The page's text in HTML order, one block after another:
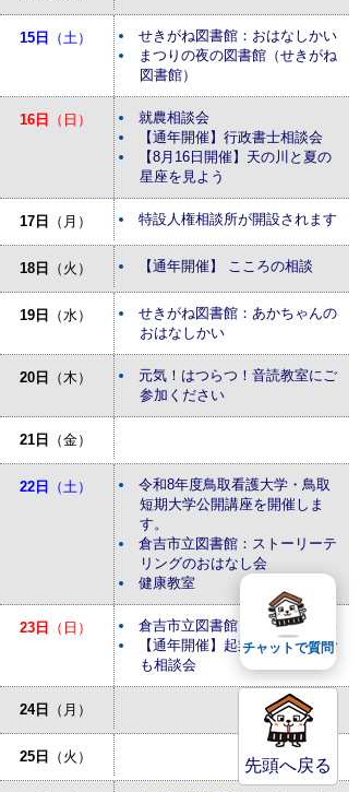
15日 （土）
せきがね図書館：おはなしかい
まつりの夜の図書館（せきがね
図書館）
16日 （日）
就農相談会
【通年開催】行政書士相談会
【8月16日開催】天の川と夏の
星座を見よう
17日 （月） 特設人権相談所が開設されます
18日 （火） 【通年開催】 こころの相談
19日 （水）
せきがね図書館：あかちゃんの
おはなしかい
20日 （木）
元気！はつらつ！音読教室にご
参加ください
21日 （金）
22日 （土）
令和8年度鳥取看護大学・鳥取
短期大学公開講座を開催しま
す。
倉吉市立図書館：ストーリーテ
リングのおはなし会
健康教室
23日 （日）
倉吉市立図書館：おはなしかい
【通年開催】起業・経営なんで
も相談会
24日 （月）
25日 （火） 先頭へ戻る
チャットで質問